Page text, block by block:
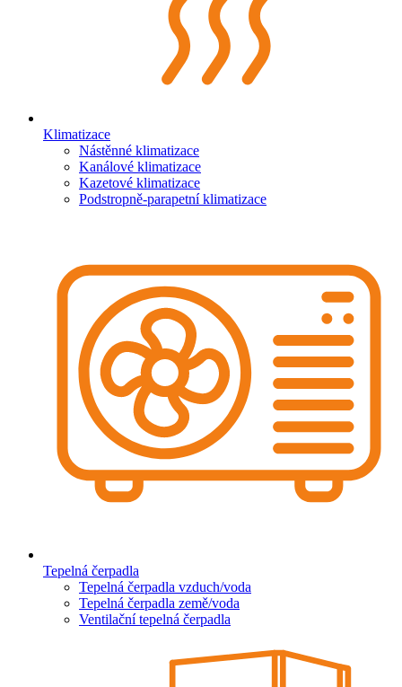
Klimatizace
Nástěnné klimatizace
Kanálové klimatizace
Kazetové klimatizace
Podstropně-parapetní klimatizace
Tepelná čerpadla
Tepelná čerpadla vzduch/voda
Tepelná čerpadla země/voda
Ventilační tepelná čerpadla